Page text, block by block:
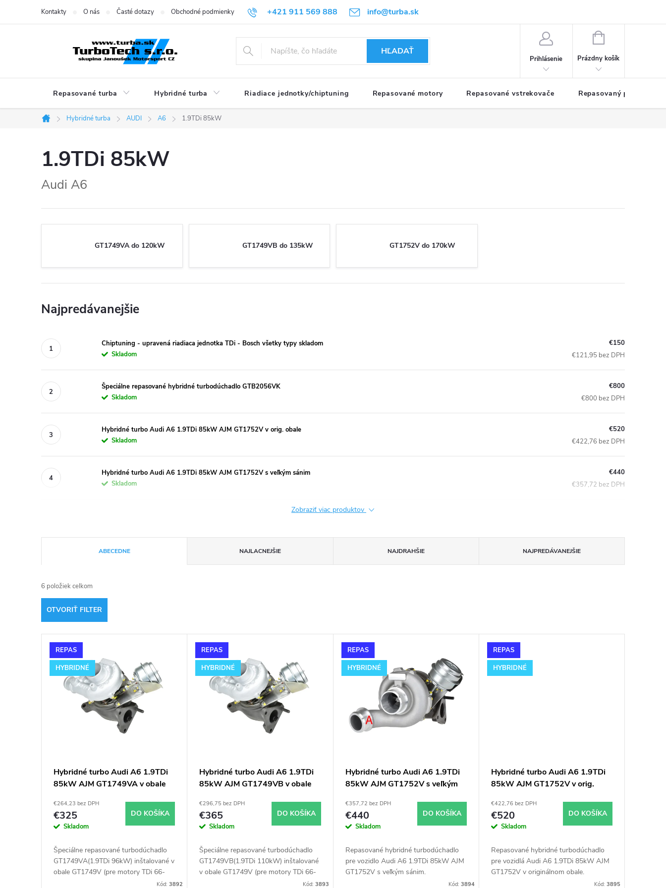
+421 911 569 888 info@turba.sk
Kontakty O nás Časté dotazy Obchodné podmienky GDPR
HĽADAŤ
Prihlásenie
NÁKUPNÝ
Prázdny košík
Repasované turba Hybridné turba Riadiace jednotky/chiptuning Repasované motory Repasované vstrekovače Repasovaný pohon TDM
Domov
Hybridné turba AUDI A6 1.9TDi 85kW
1.9TDi 85kW
Audi A6
GT1749VA do 120kW GT1749VB do 135kW GT1752V do 170kW
Najpredávanejšie
Chiptuning - upravená riadiaca jednotka TDi - Bosch všetky typy skladom
Skladom
€150
€121,95 bez DPH
Špeciálne repasované hybridné turbodúchadlo GTB2056VK
Skladom
€800
€800 bez DPH
Hybridné turbo Audi A6 1.9TDi 85kW AJM GT1752V v orig. obale
Skladom
€520
€422,76 bez DPH
Hybridné turbo Audi A6 1.9TDi 85kW AJM GT1752V s veľkým sánim
Skladom
€440
€357,72 bez DPH
Zobraziť viac produktov
a
d
e
n
ABECEDNE NAJLACNEJŠIE NAJDRAHŠIE NAJPREDÁVANEJŠIE
6 položiek celkom
OTVORIŤ FILTER
V
ý
REPAS
HYBRIDNÉ
Hybridné turbo Audi A6 1.9TDi
85kW AJM GT1749VA v obale
€264,23 bez DPH
€325
Skladom
DO KOŠÍKA
Špeciálne repasované turbodúchadlo
GT1749VA(1.9TDi 96kW) inštalované v
obale GT1749V (pre motory TDi 66-
Kód:3892
REPAS
HYBRIDNÉ
Hybridné turbo Audi A6 1.9TDi
85kW AJM GT1749VB v obale
€296,75 bez DPH
€365
Skladom
DO KOŠÍKA
Špeciálne repasované turbodúchadlo
GT1749VB(1.9TDi 110kW) inštalované
v obale GT1749V (pre motory TDi 66-
Kód: 3893
REPAS
HYBRIDNÉ
Hybridné turbo Audi A6 1.9TDi
85kW AJM GT1752V s veľkým
€357,72 bez DPH
€440
Skladom
DO KOŠÍKA
Repasované hybridné turbodúchadlo
pre vozidlo Audi A6 1.9TDi 85kW AJM
GT1752V s veľkým sánim.
Kód: 3894
REPAS
HYBRIDNÉ
Hybridné turbo Audi A6 1.9TDi
85kW AJM GT1752V v orig.
€422,76 bez DPH
€520
Skladom
DO KOŠÍKA
Repasované hybridné turbodúchadlo
pre vozidlá Audi A6 1.9TDi 85kW AJM
GT1752V v originálnom obale.
Kód: 3895